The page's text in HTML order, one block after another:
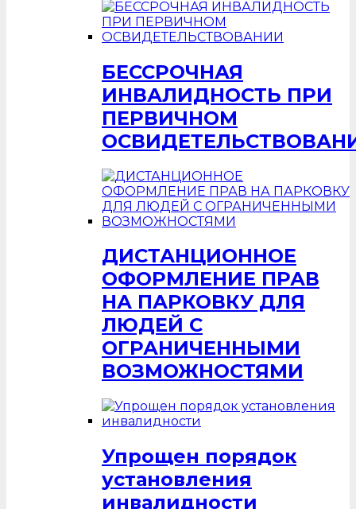
БЕССРОЧНАЯ
ИНВАЛИДНОСТЬ ПРИ
ПЕРВИЧНОМ
ДИСТАНЦИОННОЕ
ОФОРМЛЕНИЕ ПРАВ
НА ПАРКОВКУ ДЛЯ
ЛЮДЕЙ С
ОГРАНИЧЕННЫМИ
ВОЗМОЖНОСТЯМИ
Упрощен порядок
установления
инвалидности